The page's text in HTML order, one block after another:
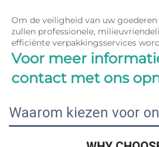
Om de veiligheid van uw
zullen professionele,
Voor meer
contact met ons
Waarom kiezen voor